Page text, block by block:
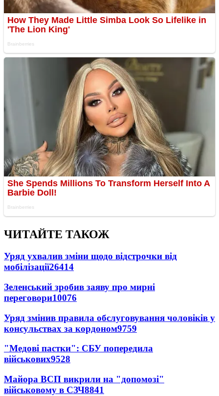
ЧИТАЙТЕ ТАКОЖ
Уряд ухвалив зміни щодо відстрочки від
мобілізації26414
Зеленський зробив заяву про мирні
переговори10076
Уряд змінив правила обслуговування чоловіків у
консульствах за кордоном9759
"Медові пастки": СБУ попередила
військових9528
Майора ВСП викрили на "допомозі"
військовому в СЗЧ8841